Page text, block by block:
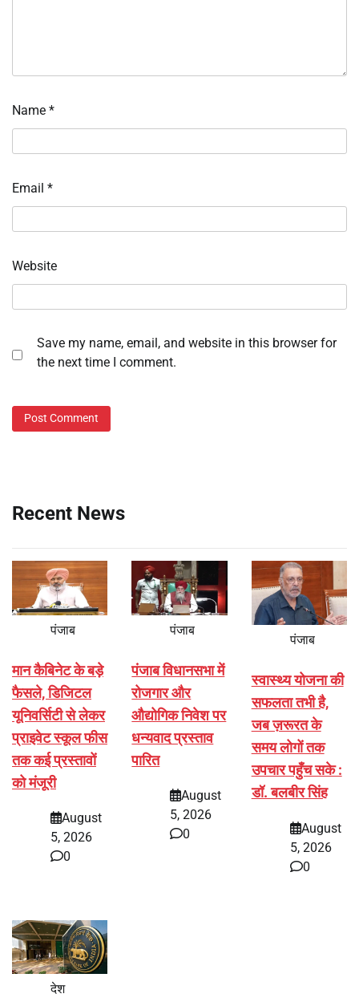
Name *
Email *
Website
Save my name, email, and website in this browser for
the next time I comment.
Recent News
पंजाब
मान कैबिनेट के बड़े
फैसले, डिजिटल
यूनिवर्सिटी से लेकर
प्राइवेट स्कूल फीस
तक कई प्रस्तावों
को मंजूरी
August
5, 2026
0
पंजाब
पंजाब विधानसभा में
रोजगार और
औद्योगिक निवेश पर
धन्यवाद प्रस्ताव
पारित
August
5, 2026
0
पंजाब
स्वास्थ्य योजना की
सफलता तभी है,
जब ज़रूरत के
समय लोगों तक
उपचार पहुँच सके :
डॉ. बलबीर सिंह
August
5, 2026
0
देश